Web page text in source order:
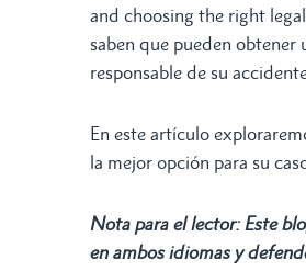
and choosing the right
saben que pueden obtener
responsable de su
En este artículo
la mejor opción para su
Nota para el lector: Este
en ambos idiomas y